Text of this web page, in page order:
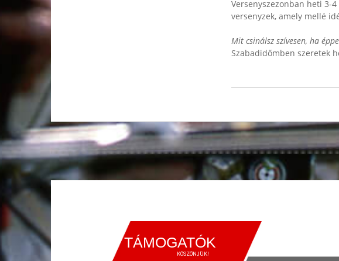
Versenyszezonban heti 3-
versenyzek, amely mellé
Mit csinálsz szívesen, ha
Szabadidőmben szeretek
TÁMOGATÓK
KÖSZÖNJÜK!